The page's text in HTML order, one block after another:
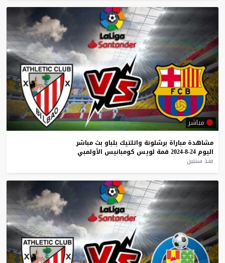
مباشر
مشاهدة مباراة برشلونة واتلتيك بلباو بث مباشر
اليوم 24-8-2024 قمة لويس كومبانيس الأولمبي
منذ سنتين